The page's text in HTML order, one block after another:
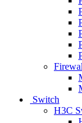
Switch
H3C